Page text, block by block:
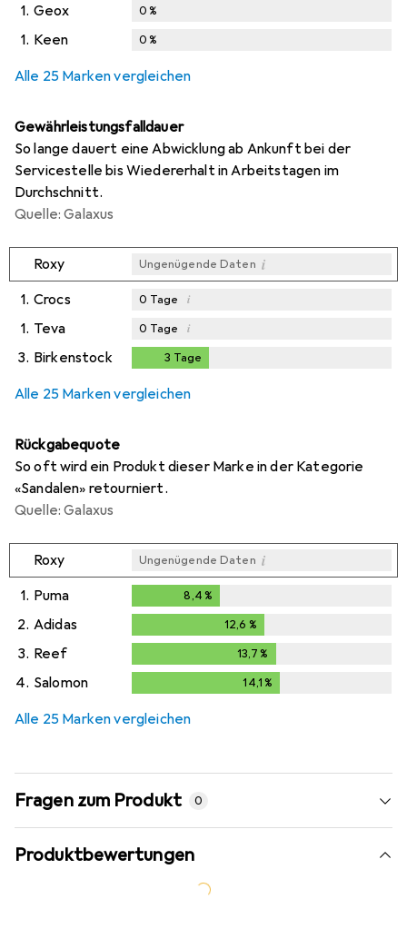
1. Geox 0%
1. Keen 0%
Alle 25 Marken vergleichen
Gewährleistungsfalldauer
So lange dauert eine Abwicklung ab Ankunft bei der
Servicestelle bis Wiedererhalt in Arbeitstagen im
Durchschnitt.
Quelle: Galaxus
Roxy Ungenügende Daten i
1. Crocs 0 Tage i
1. Teva 0 Tage i
3. Birkenstock 3 Tage
Alle 25 Marken vergleichen
Rückgabequote
So oft wird ein Produkt dieser Marke in der Kategorie
«Sandalen» retourniert.
Quelle: Galaxus
Roxy Ungenügende Daten i
1. Puma 8,4 %
2. Adidas 12,6 %
3. Reef 13,7 %
4. Salomon 14,1 %
Alle 25 Marken vergleichen
Fragen zum Produkt 0
Produktbewertungen